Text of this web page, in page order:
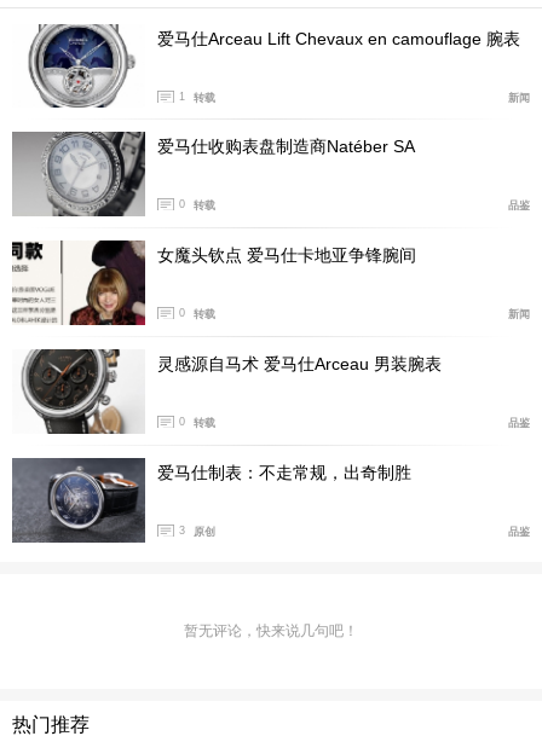
马仕对“可持续房地产”的承诺：采用本地采购建材，配备
太阳能板、雨水回收系统和绿色屋顶。环绕建筑的园林将
完美复现瑞士汝拉地区的自然生态景观。
随着勒努瓦尔蒙专业工坊的扩建，爱马仕正在开创工
艺传承与创新智慧可持续融合的未来，为区域经济发展注
入负责任的新动能。
爱马仕Arceau Lift Chevaux en camouflage 腕表
1 转载 新闻
爱马仕收购表盘制造商Natéber SA
0 转载 品鉴
女魔头钦点 爱马仕卡地亚争锋腕间
0 转载 新闻
灵感源自马术 爱马仕Arceau 男装腕表
0 转载 品鉴
爱马仕制表：不走常规，出奇制胜
3 原创 品鉴
暂无评论，快来说几句吧！
热门推荐